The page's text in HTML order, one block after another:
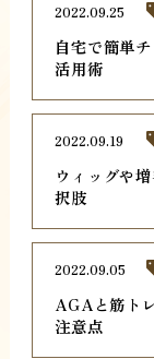
自宅で簡単
活用術
2022.09.25
ウィッグや
択肢
2022.09.19
AGAと筋ト
注意点
2022.09.05